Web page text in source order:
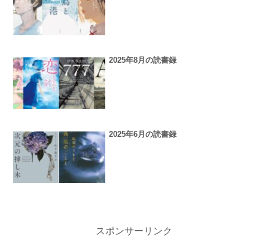
2025年8月の読書録
2025年6月の読書録
スポンサーリンク